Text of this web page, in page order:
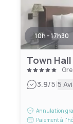
10h - 17h30
Town
3.9/5|5
Annulation
Paiement à